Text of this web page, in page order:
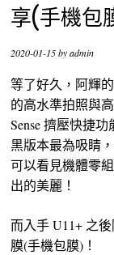
享(手機包
2020-01-15byadmin
等了好久，阿輝
的高水準拍照與
Sense 擠壓快捷
黑版本最為吸睛
可以看見機體零
出的美麗！
而入手 U11+ 之
膜(手機包膜)！